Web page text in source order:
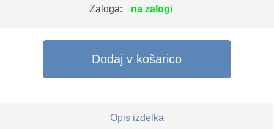
Zaloga: na zalogi
Dodaj v košarico
Opis izdelka